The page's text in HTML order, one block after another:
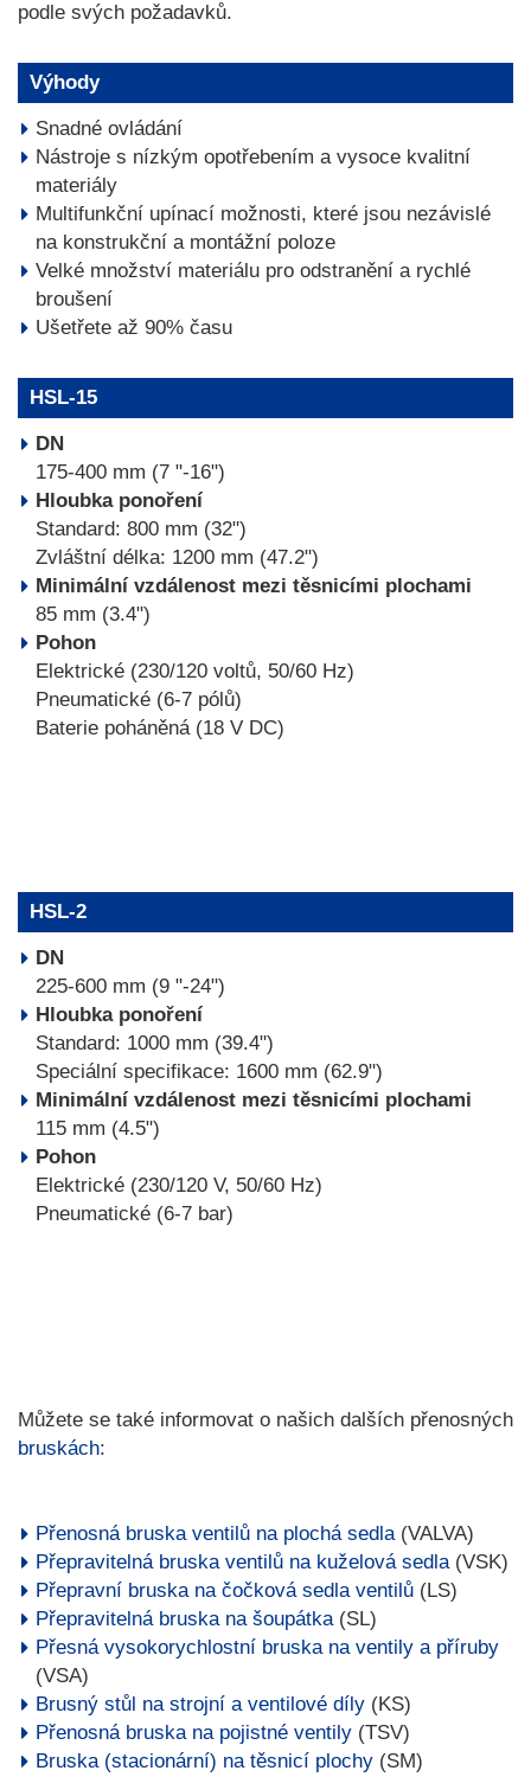
podle svých požadavků.
Výhody
Snadné ovládání
Nástroje s nízkým opotřebením a vysoce kvalitní
materiály
Multifunkční upínací možnosti, které jsou nezávislé
na konstrukční a montážní poloze
Velké množství materiálu pro odstranění a rychlé
broušení
Ušetřete až 90% času
HSL-15
DN
175-400 mm (7 "-16")
Hloubka ponoření
Standard: 800 mm (32")
Zvláštní délka: 1200 mm (47.2")
Minimální vzdálenost mezi těsnicími plochami
85 mm (3.4")
Pohon
Elektrické (230/120 voltů, 50/60 Hz)
Pneumatické (6-7 pólů)
Baterie poháněná (18 V DC)
HSL-2
DN
225-600 mm (9 "-24")
Hloubka ponoření
Standard: 1000 mm (39.4")
Speciální specifikace: 1600 mm (62.9")
Minimální vzdálenost mezi těsnicími plochami
115 mm (4.5")
Pohon
Elektrické (230/120 V, 50/60 Hz)
Pneumatické (6-7 bar)
Můžete se také informovat o našich dalších přenosných
bruskách:
Přenosná bruska ventilů na plochá sedla(VALVA)
Přepravitelná bruska ventilů na kuželová sedla(VSK)
Přepravní bruska na čočková sedla ventilů (LS)
Přepravitelná bruska na šoupátka(SL)
Přesná vysokorychlostní bruska na ventily a příruby
(VSA)
Brusný stůl na strojní a ventilové díly (KS)
Přenosná bruska na pojistné ventily (TSV)
Bruska (stacionární) na těsnicí plochy (SM)